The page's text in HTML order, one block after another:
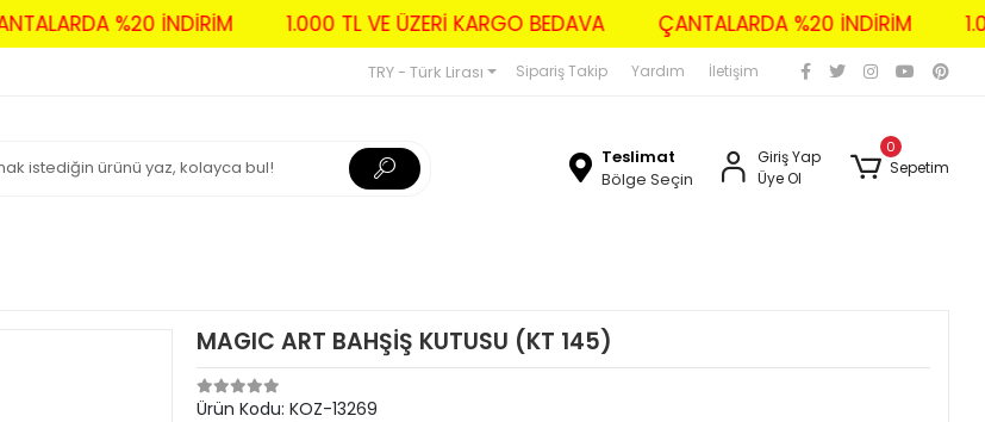
ÇANTALARDA %20 İNDİRİM 1.000 TL VE ÜZERİ KARGO BEDAVA ÇANTALARDA %20 İNDİRİM
TRY - Türk Lirası Sipariş Takip Yardım İletişim
Teslimat
Bölge Seçin
Giriş Yap
Üye Ol
0
Sepetim
MAGIC ART BAHŞİŞ KUTUSU (KT 145)
Ürün Kodu: KOZ-13269